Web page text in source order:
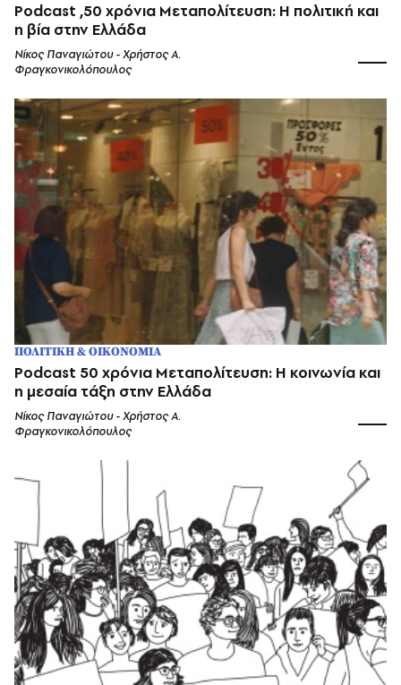
Podcast ,50 χρόνια Μεταπολίτευση: Η πολιτική και
η βία στην Ελλάδα
Νίκος Παναγιώτου - Χρήστος Α.
Φραγκονικολόπουλος
ΠΟΛΙΤΙΚΗ & ΟΙΚΟΝΟΜΙΑ
Podcast 50 χρόνια Μεταπολίτευση: Η κοινωνία και
η μεσαία τάξη στην Ελλάδα
Νίκος Παναγιώτου - Χρήστος Α.
Φραγκονικολόπουλος